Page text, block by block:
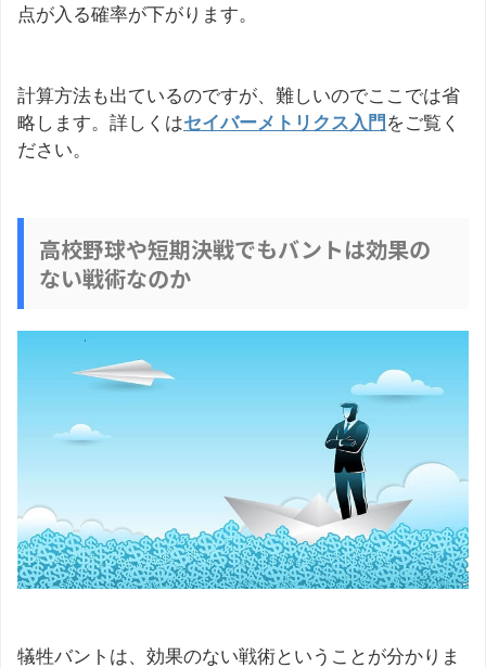
点が入る確率が下がります。
計算方法も出ているのですが、難しいのでここでは省
略します。詳しくはセイバーメトリクス入門 をご覧く
ださい。
高校野球や短期決戦でもバントは効果の
ない戦術なのか
犠牲バントは、効果のない戦術ということが分かりま